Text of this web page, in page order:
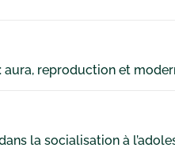
aura, reproduction et
la socialisation à